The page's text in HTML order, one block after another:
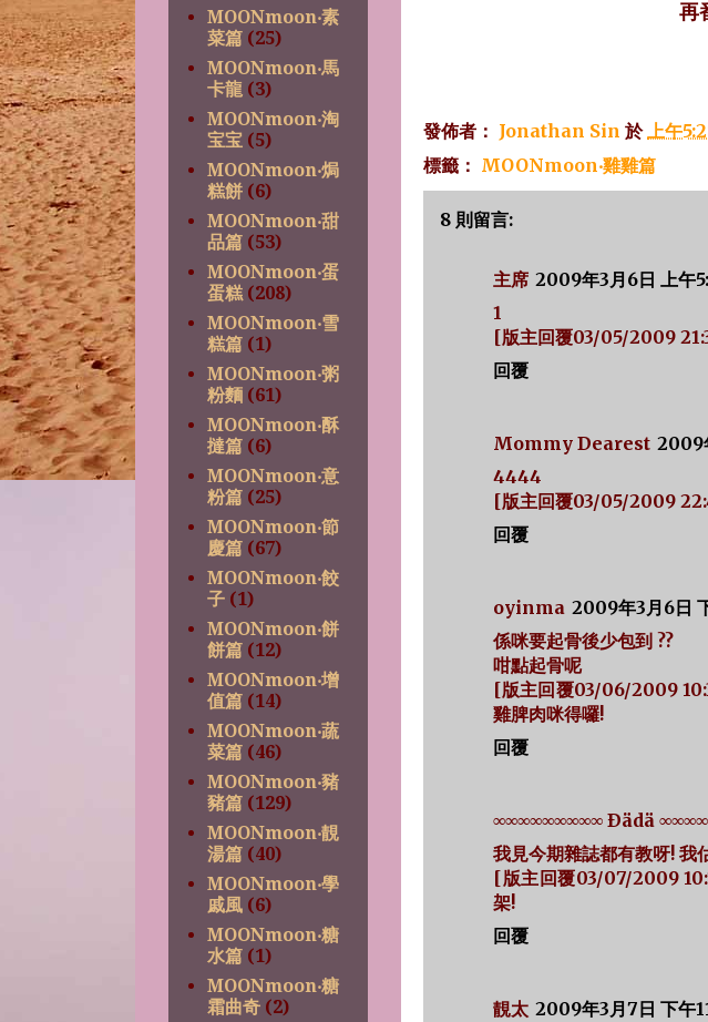
再
發佈者： Jonathan Sin 於上午
標籤： MOONmoon‧雞雞篇
8 則留言:
主席 2009年3月6日 上午
1
[版主回覆03/05/2009
回覆
Mommy Dearest 2009
4444
[版主回覆03/05/2009
回覆
oyinma 2009年3月6日
係咪要起骨後少包到 ??
咁點起骨呢
[版主回覆03/06/2009
雞脾肉咪得囉!
回覆
∞∞∞∞∞∞∞∞∞ Ðädä
我見今期雜誌都有教呀! 我
[版主回覆03/07/2009
架!
回覆
靚太 2009年3月7日 下午
MOONmoon‧素
菜篇 (25)
MOONmoon‧馬
卡龍 (3)
MOONmoon‧淘
宝宝 (5)
MOONmoon‧焗
糕餅 (6)
MOONmoon‧甜
品篇 (53)
MOONmoon‧蛋
蛋糕 (208)
MOONmoon‧雪
糕篇 (1)
MOONmoon‧粥
粉麵 (61)
MOONmoon‧酥
撻篇 (6)
MOONmoon‧意
粉篇 (25)
MOONmoon‧節
慶篇 (67)
MOONmoon‧餃
子 (1)
MOONmoon‧餅
餅篇 (12)
MOONmoon‧增
值篇 (14)
MOONmoon‧蔬
菜篇 (46)
MOONmoon‧豬
豬篇 (129)
MOONmoon‧靚
湯篇 (40)
MOONmoon‧學
戚風 (6)
MOONmoon‧糖
水篇 (1)
MOONmoon‧糖
霜曲奇 (2)